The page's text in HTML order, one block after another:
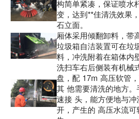
构简单紧凑，保证喷水
变，达到**佳清洗效果
石立面。
厢体采用倾翻卸料，带
垃圾箱自洁装置可在垃
料，冲洗附着在箱体内
洗扫车右后侧装有机械
盘，配 17m 高压软管
其 他需要清洗的地方
速接 头，能方便地与
开，产生的 高压水流